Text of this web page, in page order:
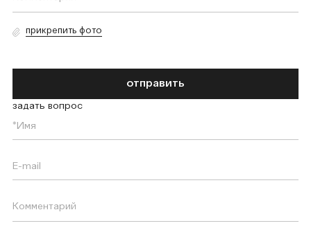
прикрепить фото
отправить
задать вопрос